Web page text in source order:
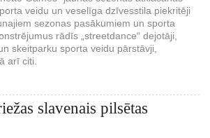
veidu un veselīga dzīvesstila piekritēji
sezonas pasākumiem un sporta
rādīs „streetdance“ dejotāji,
skeitparku sporta veidu pārstāvji,
arī citi.
slavenais pilsētas